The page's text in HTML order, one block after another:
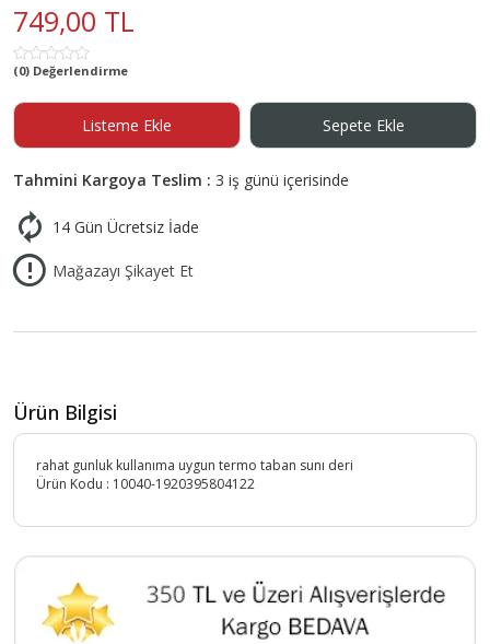
749,00 TL
(0) Değerlendirme
Listeme Ekle Sepete Ekle
Tahmini Kargoya Teslim : 3 iş günü içerisinde
14 Gün Ücretsiz İade
Mağazayı Şikayet Et
Ürün Bilgisi
rahat gunluk kullanıma uygun termo taban sunı deri
Ürün Kodu : 10040-1920395804122